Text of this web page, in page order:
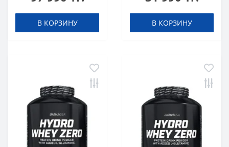
В КОРЗИНУ В КОРЗИНУ